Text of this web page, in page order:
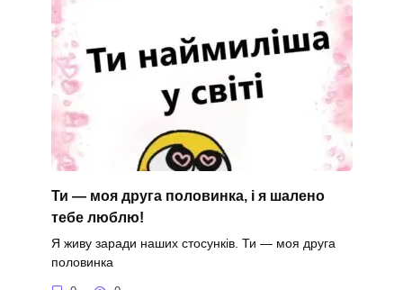
Ти — моя друга половинка, і я шалено
тебе люблю!
Я живу заради наших стосунків. Ти — моя друга
половинка